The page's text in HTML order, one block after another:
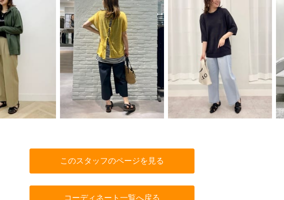
このスタッフのページを見る
コーディネート一覧へ戻る